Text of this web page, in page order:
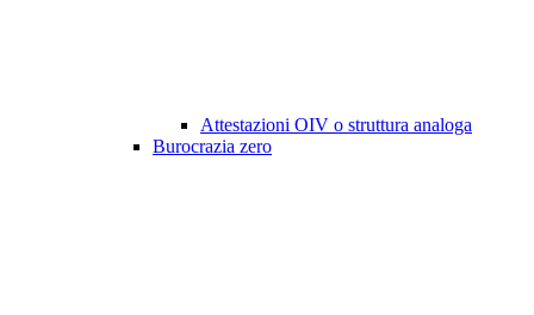
Attestazioni OIV o struttura analoga
Burocrazia zero